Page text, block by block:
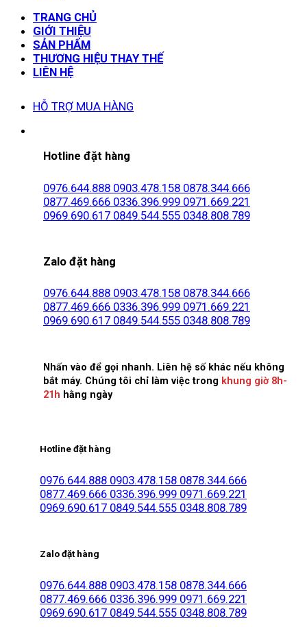
TRANG CHỦ
GIỚI THIỆU
SẢN PHẨM
THƯƠNG HIỆU THAY THẾ
LIÊN HỆ
HỖ TRỢ MUA HÀNG
Hotline đặt hàng
0976.644.888 0903.478.158 0878.344.666
0877.469.666 0336.396.999 0971.669.221
0969.690.617 0849.544.555 0348.808.789
Zalo đặt hàng
0976.644.888 0903.478.158 0878.344.666
0877.469.666 0336.396.999 0971.669.221
0969.690.617 0849.544.555 0348.808.789
Nhấn vào để gọi nhanh. Liên hệ số khác nếu không
bắt máy. Chúng tôi chỉ làm việc trong khung giờ 8h-
21h hằng ngày
Hotline đặt hàng
0976.644.888 0903.478.158 0878.344.666
0877.469.666 0336.396.999 0971.669.221
0969.690.617 0849.544.555 0348.808.789
Zalo đặt hàng
0976.644.888 0903.478.158 0878.344.666
0877.469.666 0336.396.999 0971.669.221
0969.690.617 0849.544.555 0348.808.789